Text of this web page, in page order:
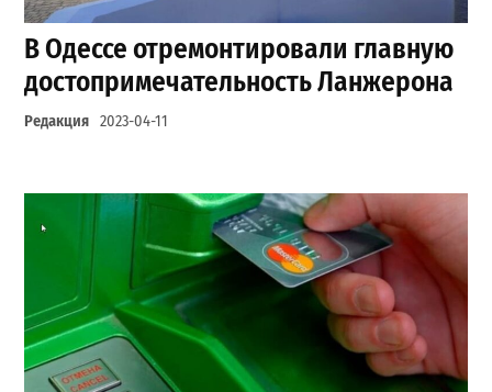
В Одессе отремонтировали главную
достопримечательность Ланжерона
Редакция 2023-04-11